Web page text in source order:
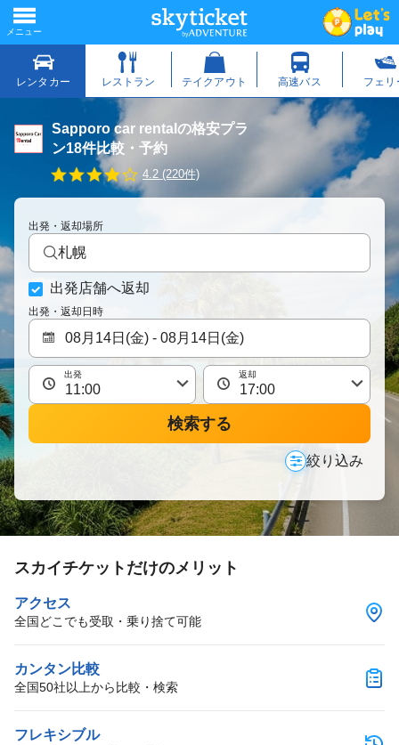
Sapporo car rentalの格安プラ
ン18件比較・予約
4
.
2
t
r
a
i
n
4.2 (220件)
出発・返却場所
札幌
出発店舗へ返却
出発・返却日時
出発 返却
検索する
絞り込み
スカイチケットだけのメリット
アクセス
全国どこでも受取・乗り捨て可能
カンタン比較
全国50社以上から比較・検索
フレキシブル